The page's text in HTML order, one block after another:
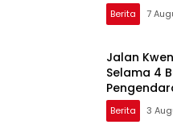
Berita 7
Jalan
Selama 4
Berita 3